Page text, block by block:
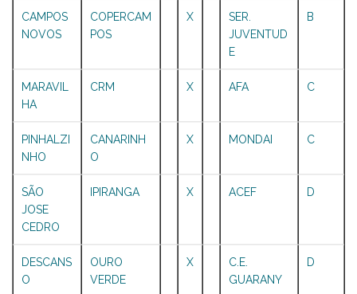
CAMPOS
NOVOS
COPERCAM
POS
X
SER.
JUVENTUD
E
B
MARAVIL
HA
CRM X AFA C
PINHALZI
NHO
CANARINH
O
X MONDAI C
SÃO
JOSE
CEDRO
IPIRANGA X ACEF D
DESCANS
O
OURO
VERDE
X
C.E.
GUARANY
D